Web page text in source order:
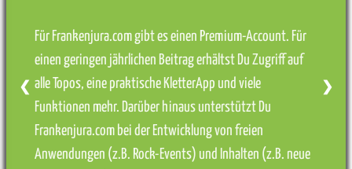
Für Frankenjura.com gibt es einen Premium-Account. Für
einen geringen jährlichen Beitrag erhältst Du Zugriff auf
alle Topos, eine praktische KletterApp und viele
Funktionen mehr. Darüber hinaus unterstützt Du
Frankenjura.com bei der Entwicklung von freien
Anwendungen (z.B. Rock-Events) und Inhalten (z.B. neue
❮ ❯